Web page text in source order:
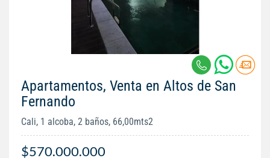
Apartamentos, Venta en Altos de San
Fernando
Cali, 1 alcoba, 2 baños, 66,00mts2
$570.000.000